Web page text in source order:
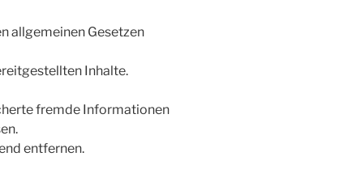
allgemeinen Gesetzen
Inhalte.
fremde Informationen
entfernen.